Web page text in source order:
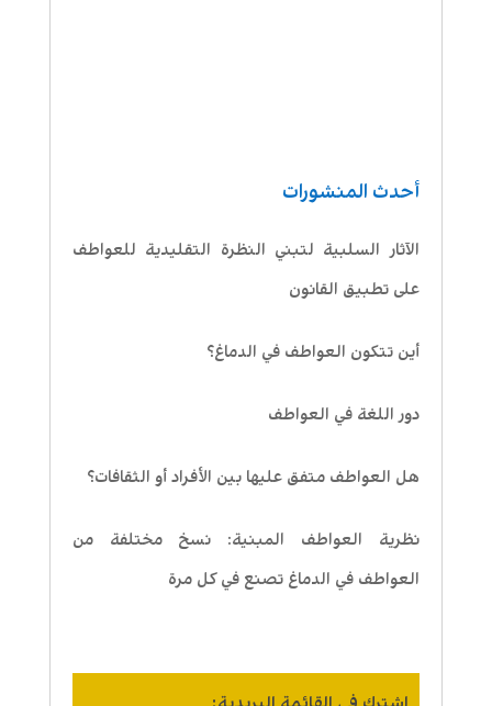
أحدث المنشورات
الآثار السلبية لتبني النظرة التقليدية للعواطف
على تطبيق القانون
أين تتكون العواطف في الدماغ؟
دور اللغة في العواطف
هل العواطف متفق عليها بين الأفراد أو الثقافات؟
نظرية العواطف المبنية: نسخ مختلفة من
العواطف في الدماغ تصنع في كل مرة